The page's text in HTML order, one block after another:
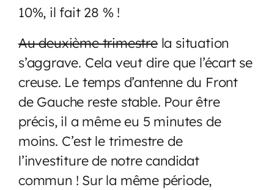
10%, il fait 28 % !
Au deuxième trimestrela situation
s’aggrave. Cela veut dire que l’écart se
creuse. Le temps d’antenne du Front
de Gauche reste stable. Pour être
précis, il a même eu 5 minutes de
moins. C’est le trimestre de
l’investiture de notre candidat
commun ! Sur la même période,